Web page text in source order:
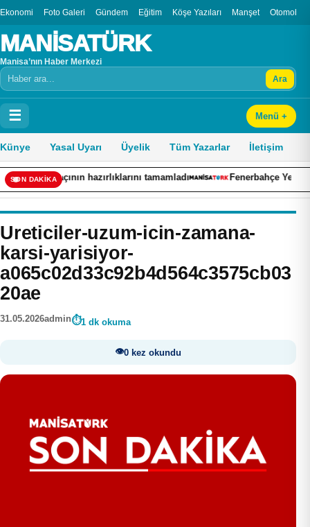
Ekonomi Foto Galeri Gündem Eğitim Köşe Yazıları Manşet Otomobil
MANİSATÜRK
Manisa’nın Haber Merkezi
Arama Ara
☰ Menü +
Künye Yasal Uyarı Üyelik Tüm Yazarlar İletişim
SON DAKİKAhazırlıklarını tamamladı Fenerbahçe Yelken Şubesi,
Ureticiler-uzum-icin-zamana-
karsi-yarisiyor-
a065c02d33c92b4d564c3575cb03
20ae
31.05.2026admin 1 dk okuma
0 kez okundu